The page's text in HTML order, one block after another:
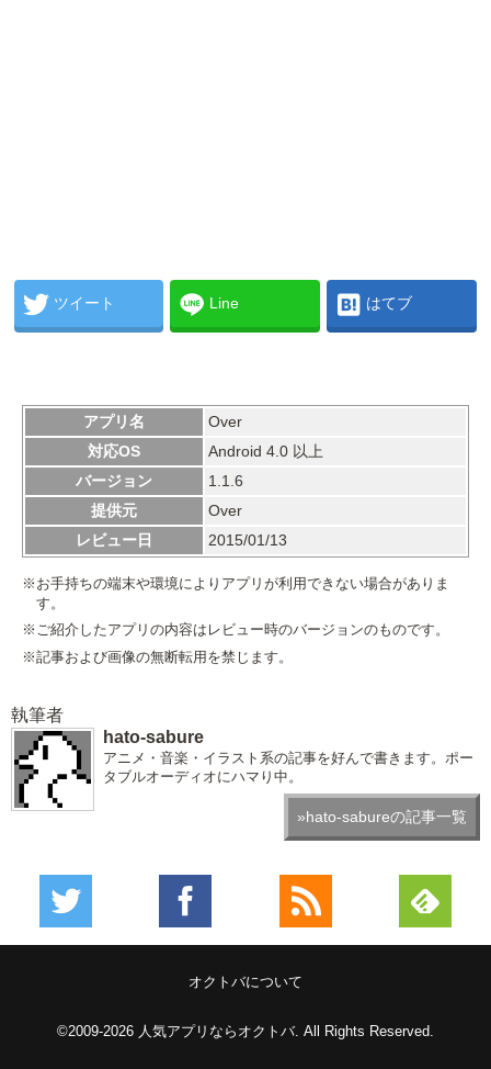
ツイート Line はてブ
アプリ名
Over
対応OS
Android 4.0 以上
バージョン
1.1.6
提供元
Over
レビュー日
2015/01/13
※お手持ちの端末や環境によりアプリが利用できない場合がありま
す。
※ご紹介したアプリの内容はレビュー時のバージョンのものです。
※記事および画像の無断転用を禁じます。
執筆者
hato-sabure
アニメ・音楽・イラスト系の記事を好んで書きます。ポー
タブルオーディオにハマり中。
»hato-sabureの記事一覧
オクトバについて
©2009-2026 人気アプリならオクトバ. All Rights Reserved.